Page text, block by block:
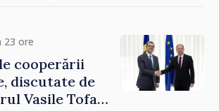
23 ore
cooperării
discutate de
Vasile Tofan